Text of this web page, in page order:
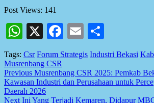
Post Views: 141
WhatsApp
X Facebook
Email
Tags: Csr Forum Strategis Industri Bekasi
Musrenbang CSR
Post
navigation
Previous Musrenbang CSR 2025: Pemkab
Kawasan Industri dan Perusahaan untuk
Daerah 2026
Next Ini Yang Terjadi Kemaren, Didapur